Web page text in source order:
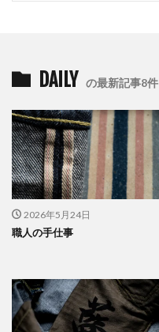
DAILY の最新記事8件
2026年5月24日
職人の手仕事